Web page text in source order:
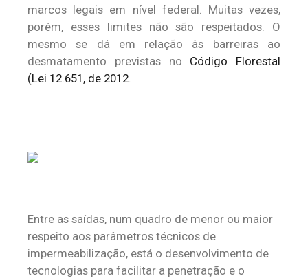
marcos legais em nível federal. Muitas vezes,
porém, esses limites não são respeitados. O
mesmo se dá em relação às barreiras ao
desmatamento previstas no Código Florestal
(Lei 12.651, de 2012.
Entre as saídas, num quadro de menor ou maior
respeito aos parâmetros técnicos de
impermeabilização, está o desenvolvimento de
tecnologias para facilitar a penetração e o